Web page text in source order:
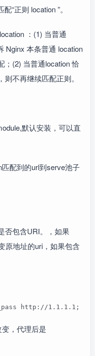
“正则 location ”。
：(1) 当普通
Nginx 本条普通 location
；(2) 当普通location 恰
不再继续匹配正则。
默认安装，可以直
配到的url到serve池子
否包含URI。，如果
原地址的uri，如果包含
http://1.1.1.1;
，代理后是